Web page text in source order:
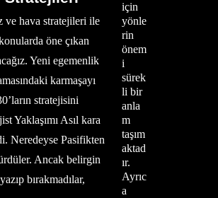
ve hava stratejileri ile
öne çıkan
Yeni egemenlik
karmaşayı
stratejisini
Yaklaşımı Asıl kara
Neredeyse Pasifikten
Ancak belirgin
bırakmadılar,
için
yönle
rin
önem
i
sürek
li bir
anla
m
taşım
aktad
ır.
Ayrıc
a